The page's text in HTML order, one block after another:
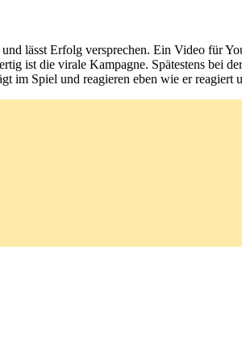
lässt Erfolg versprechen. Ein Video für
ist die virale Kampagne. Spätestens bei
im Spiel und reagieren eben wie er reagiert